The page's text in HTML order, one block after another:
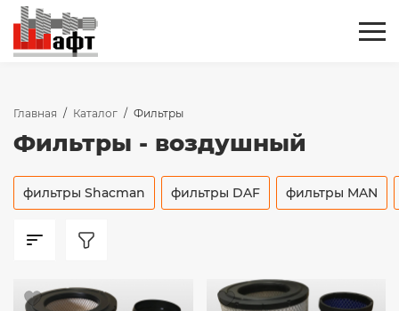
Главная / Каталог / Фильтры
Фильтры - воздушный
фильтры Shacman фильтры DAF фильтры MAN